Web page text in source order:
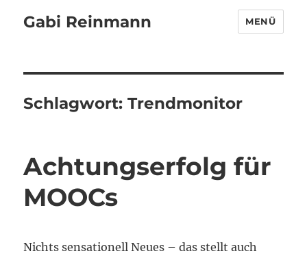
Gabi Reinmann MENÜ
Schlagwort:Trendmonitor
Achtungserfolg für
MOOCs
Nichts sensationell Neues – das stellt auch